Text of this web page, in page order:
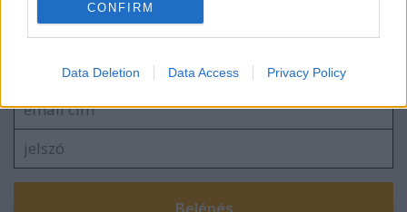
I want to allow Google to enable storage
related to functionality of the website or app.
I want to allow Google to enable storage
related to security, including authentication
functionality and fraud prevention, and other
CONFIRM
Data Deletion Data Access Privacy Policy
Szólj hozzá!
A hozzászóláshoz be kell lépned!